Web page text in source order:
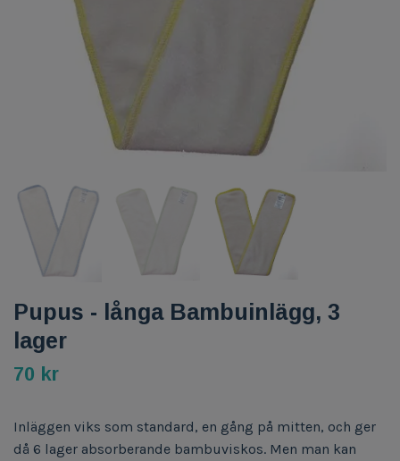
Pupus - långa Bambuinlägg, 3
lager
70 kr
Inläggen viks som standard, en gång på mitten, och ger
då 6 lager absorberande bambuviskos. Men man kan